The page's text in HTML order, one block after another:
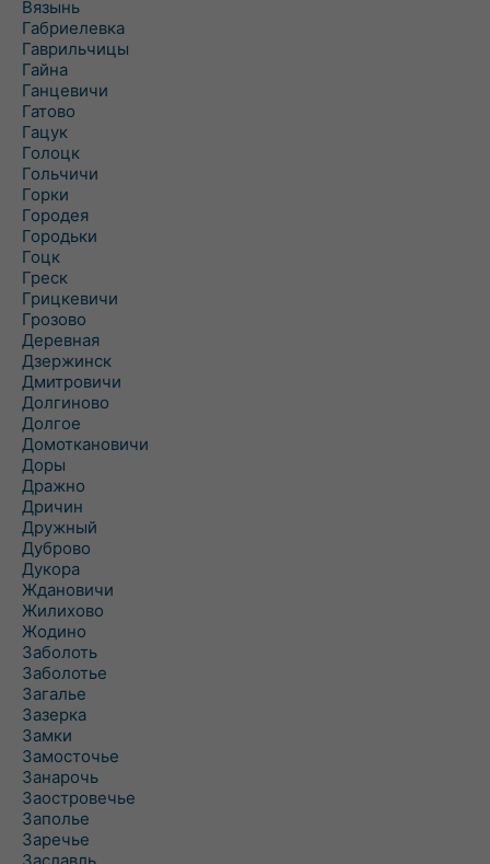
Вязынь
Габриелевка
Гаврильчицы
Гайна
Ганцевичи
Гатово
Гацук
Голоцк
Гольчичи
Горки
Городея
Городьки
Гоцк
Греск
Грицкевичи
Грозово
Деревная
Дзержинск
Дмитровичи
Долгиново
Долгое
Домоткановичи
Доры
Дражно
Дричин
Дружный
Дуброво
Дукора
Ждановичи
Жилихово
Жодино
Заболоть
Заболотье
Загалье
Зазерка
Замки
Замосточье
Занарочь
Заостровечье
Заполье
Заречье